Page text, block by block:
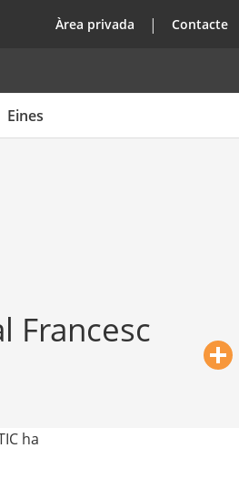
top
Àrea privada Contacte
Eines
Francesc
ha